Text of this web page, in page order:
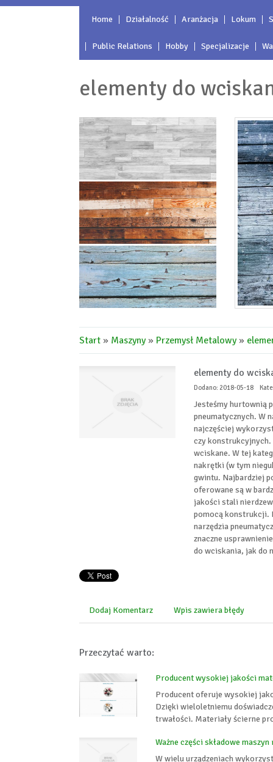
Home Działalność Aranżacja Lokum
Public Relations Hobby Specjalizacje
elementy do
Start » Maszyny» Przemysł Metalowy»
elementy do
Dodano: 2018-05-18
Jesteśmy hurtownią
pneumatycznych. W
najczęściej
czy
wciskane. W tej
nakrętki (w tym
gwintu. Najbardziej
oferowane są w
jakości stali
pomocą konstrukcji.
narzędzia
znaczne
do wciskania, jak do
Dodaj Komentarz Wpis zawiera błędy
Przeczytać warto:
Producent wysokiej jakości
Producent oferuje wysokiej
Dzięki wieloletniemu
trwałości. Materiały ścierne
Ważne części składowe
W wielu urządzeniach